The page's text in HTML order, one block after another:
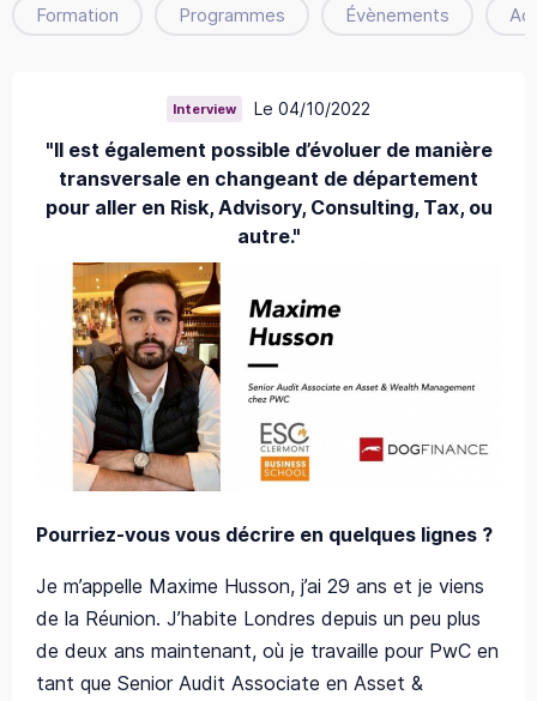
Formation Programmes Évènements
Interview Le 04/10/2022
"Il est également possible d’évoluer de manière
transversale en changeant de département
pour aller en Risk, Advisory, Consulting, Tax, ou
autre."
Pourriez-vous vous décrire en quelques lignes ?
Je m’appelle Maxime Husson, j’ai 29 ans et je viens
de la Réunion. J’habite Londres depuis un peu plus
de deux ans maintenant, où je travaille pour PwC en
tant que Senior Audit Associate en Asset &